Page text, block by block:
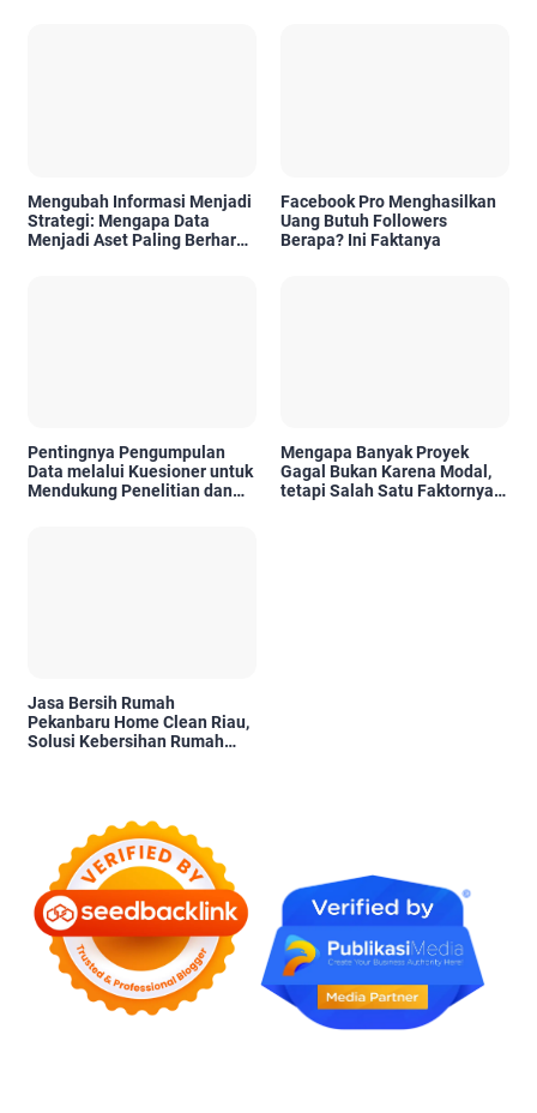
Mengubah Informasi Menjadi
Strategi: Mengapa Data
Menjadi Aset Paling Berharga
Facebook Pro Menghasilkan
Uang Butuh Followers
Berapa? Ini Faktanya
Pentingnya Pengumpulan
Data melalui Kuesioner untuk
Mendukung Penelitian dan
Mengapa Banyak Proyek
Gagal Bukan Karena Modal,
tetapi Salah Satu Faktornya
Jasa Bersih Rumah
Pekanbaru Home Clean Riau,
Solusi Kebersihan Rumah